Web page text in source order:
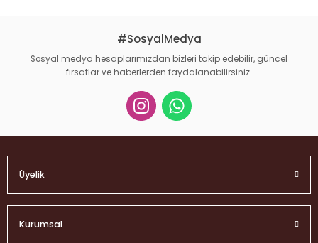
#SosyalMedya
Sosyal medya hesaplarımızdan bizleri takip edebilir, güncel
fırsatlar ve haberlerden faydalanabilirsiniz.
Üyelik
Kurumsal